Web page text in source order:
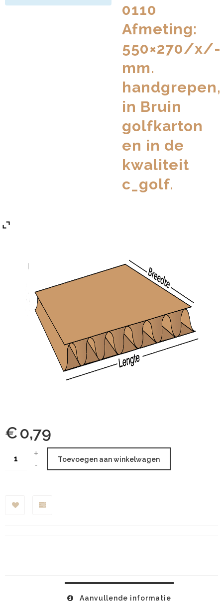
0110
Afmeting:
550×270/x/-
mm.
handgrepen,
in Bruin
golfkarton
en in de
kwaliteit
c_golf.
€0,79
Toevoegen aan winkelwagen
Aanvullende informatie